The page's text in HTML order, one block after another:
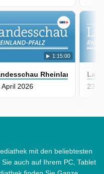
1:15:00
Rheinland-Pfalz
April 2026
23
mit den beliebtesten
auch auf Ihrem PC, Tablet